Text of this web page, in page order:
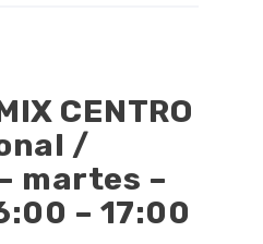
CENTRO
/
martes –
– 17:00